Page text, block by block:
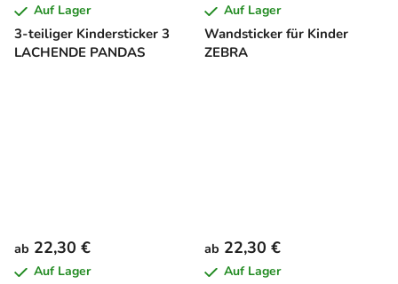
3-teiliger Kindersticker 3
LACHENDE PANDAS
Auf Lager
Wandsticker für Kinder
ZEBRA
Auf Lager
ab 22,30 €
Auf Lager
ab 22,30 €
Auf Lager